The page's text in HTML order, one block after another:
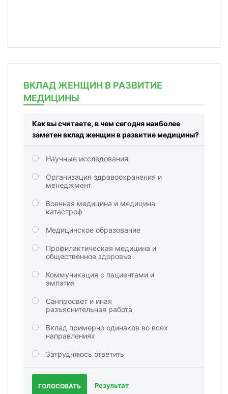
ВКЛАД ЖЕНЩИН В РАЗВИТИЕ
МЕДИЦИНЫ
Как вы считаете, в чем сегодня наиболее
заметен вклад женщин в развитие медицины?
Научные исследования
Организация здравоохранения и
менеджмент
Военная медицина и медицина
катастроф
Медицинское образование
Профилактическая медицина и
общественное здоровье
Коммуникация с пациентами и
эмпатия
Санпросвет и иная
разъяснительная работа
Вклад примерно одинаков во всех
направлениях
Затрудняюсь ответить
ГОЛОСОВАТЬ Результат